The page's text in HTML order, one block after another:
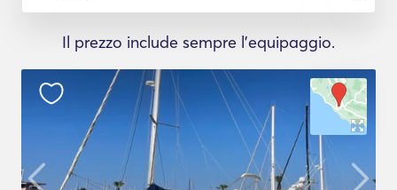
Il prezzo include sempre l'equipaggio.